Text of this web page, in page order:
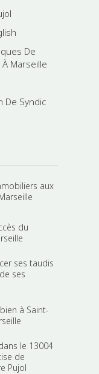
De
Marseille
De Syndic
aux
du
ses taudis
ses
à Saint-
le 13004
de
Pujol